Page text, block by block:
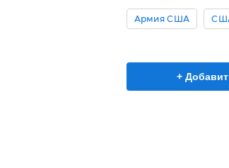
Армия США
+